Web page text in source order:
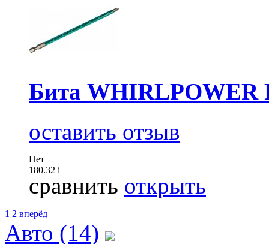
Бита WHIRLPOWER
оставить отзыв
Нет
180.32 i
сравнить открыть
1 2 вперёд
Авто (14)